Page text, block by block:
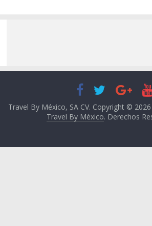
Travel By México, SA CV. Copyright © 2026
Travel By México. Derechos